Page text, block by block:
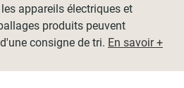
x H250cm
x H250cm
appareils électriques et
produits peuvent
consigne de tri. En savoir +